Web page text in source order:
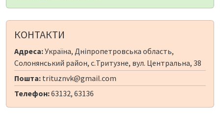
КОНТАКТИ
Адреса:Україна, Дніпропетровська область,
Солонянський район, с.Тритузне, вул. Центральна, 38
Пошта: trituznvk@gmail.com
Телефон:63132, 63136